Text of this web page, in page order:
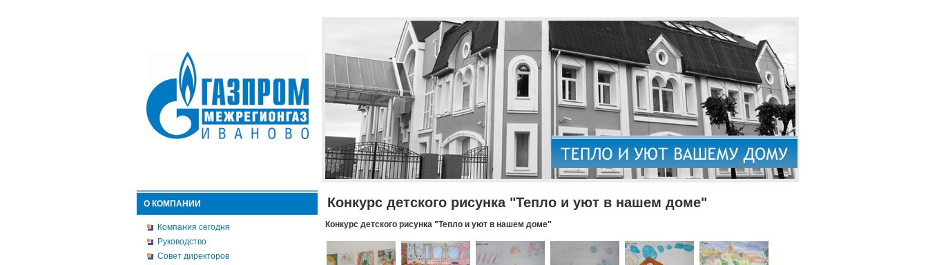
О КОМПАНИИ
Компания сегодня
Руководство
Совет директоров
Конкурс детского рисунка "Тепло и уют в нашем доме"
Конкурс детского рисунка "Тепло и уют в нашем доме"